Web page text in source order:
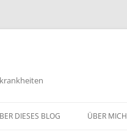
DIESES BLOG ÜBER MICH